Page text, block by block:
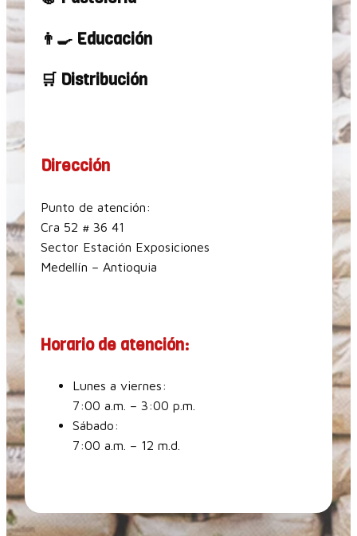
👨‍🍳 Educación
🛒 Distribución
Dirección
Punto de atención:
Cra 52 # 36 41
Sector Estación Exposiciones
Medellín – Antioquia
Horario de atención:
Lunes a viernes:
7:00 a.m. – 3:00 p.m.
Sábado:
7:00 a.m. – 12 m.d.